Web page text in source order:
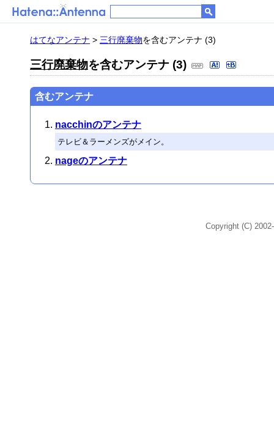
はてなアンテナ > 三行廃棄物を含むアンテナ (3)
三行廃棄物を含むアンテナ (3)
含むアンテナ
nacchinのアンテナ
テレビ＆ラーメンズがメイン。
nageのアンテナ
Copyright (C)